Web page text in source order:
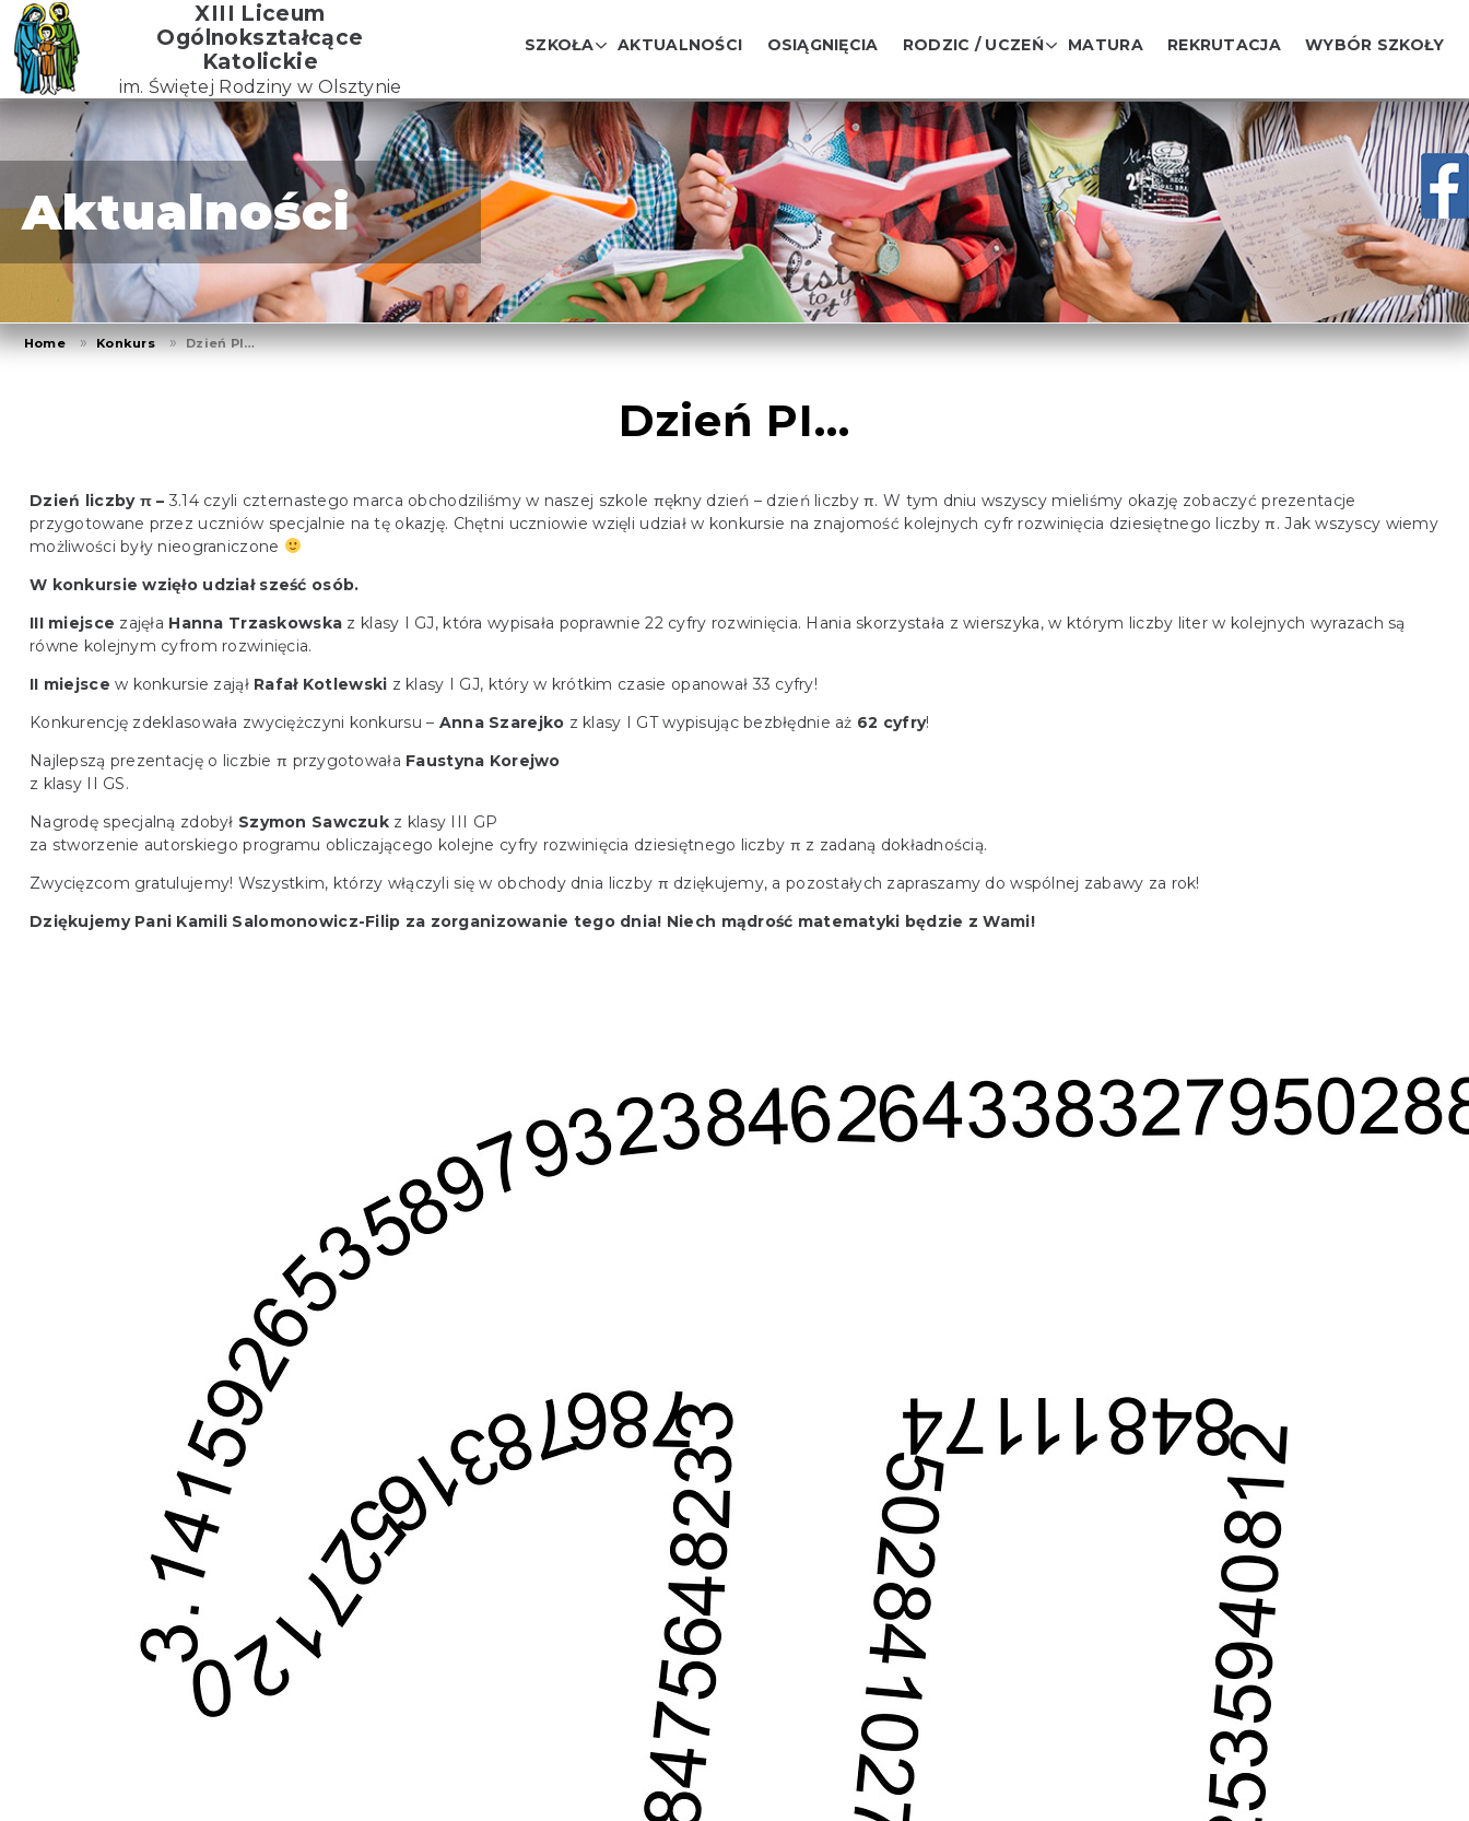
Skip
to
the
content
XIII Liceum
Ogólnokształcące
Katolickie
im. Świętej Rodziny w Olsztynie
SZKOŁA AKTUALNOŚCI OSIĄGNIĘCIA RODZIC / UCZEŃ MATURA REKRUTACJA WYBÓR SZKOŁY
Aktualności
Home Konkurs Dzień PI…
Dzień PI…
Dzień liczby π – 3.14 czyli czternastego marca obchodziliśmy w naszej szkole πękny dzień – dzień liczby π. W tym dniu wszyscy mieliśmy okazję zobaczyć prezentacje
przygotowane przez uczniów specjalnie na tę okazję. Chętni uczniowie wzięli udział w konkursie na znajomość kolejnych cyfr rozwinięcia dziesiętnego liczby π. Jak wszyscy wiemy
możliwości były nieograniczone
W konkursie wzięło udział sześć osób.
III miejsce zajęła Hanna Trzaskowska z klasy I GJ, która wypisała poprawnie 22 cyfry rozwinięcia. Hania skorzystała z wierszyka, w którym liczby liter w kolejnych wyrazach są
równe kolejnym cyfrom rozwinięcia.
II miejsce w konkursie zajął Rafał Kotlewski z klasy I GJ, który w krótkim czasie opanował 33 cyfry!
Konkurencję zdeklasowała zwyciężczyni konkursu – Anna Szarejko z klasy I GT wypisując bezbłędnie aż 62 cyfry!
Najlepszą prezentację o liczbie π przygotowała Faustyna Korejwo
z klasy II GS.
Nagrodę specjalną zdobył Szymon Sawczukz klasy III GP
za stworzenie autorskiego programu obliczającego kolejne cyfry rozwinięcia dziesiętnego liczby π z zadaną dokładnością.
Zwycięzcom gratulujemy! Wszystkim, którzy włączyli się w obchody dnia liczby π dziękujemy, a pozostałych zapraszamy do wspólnej zabawy za rok!
Dziękujemy Pani Kamili Salomonowicz-Filip za zorganizowanie tego dnia! Niech mądrość matematyki będzie z Wami!